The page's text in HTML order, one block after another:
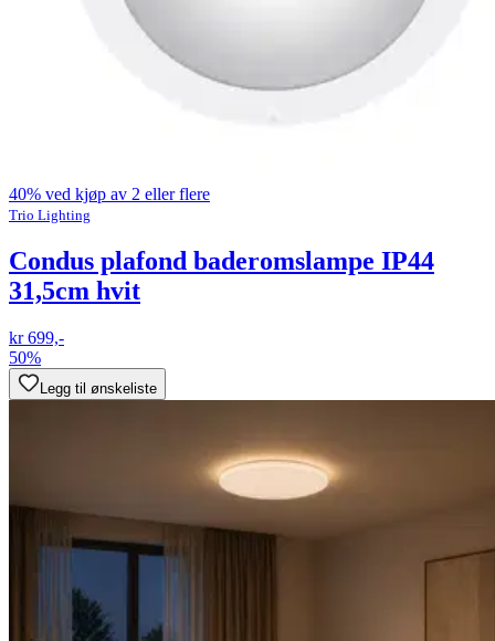
40% ved kjøp av 2 eller flere
Trio Lighting
Condus plafond baderomslampe IP44
31,5cm hvit
kr 699,-
50%
Legg til ønskeliste